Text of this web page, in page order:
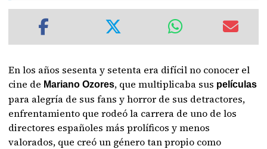
En los años sesenta y setenta era difícil no conocer el
cine de Mariano Ozores, que multiplicaba sus películas
para alegría de sus fans y horror de sus detractores,
enfrentamiento que rodeó la carrera de uno de los
directores españoles más prolíficos y menos
valorados, que creó un género tan propio como